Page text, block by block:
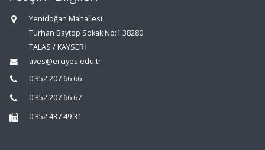
Yenidoğan Mahallesi
Turhan Baytop Sokak No:1 38280
TALAS / KAYSERİ
aves@erciyes.edu.tr
0 352 207 66 66
0 352 207 66 67
0 352 437 49 31